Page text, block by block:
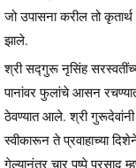
जो उपासना करील तो
झाले.
श्री सद्‍गुरू नृसिंह
पानांवर फुलांचे आसन
ठेवण्यात आले. श्री
स्वीकारून ते प्रवाहाच्या
गेल्यानंतर चार पुष्पे प्रसाद